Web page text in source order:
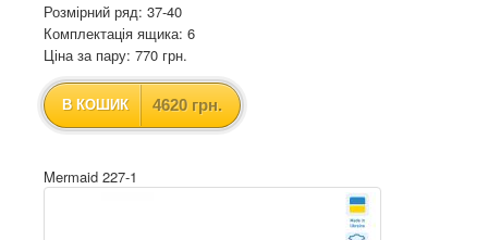
Розмірний ряд: 37-40
Комплектація ящика: 6
Ціна за пару: 770 грн.
В КОШИК 4620 грн.
Mermaid 227-1